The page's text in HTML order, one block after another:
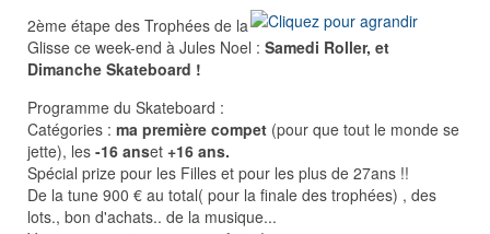
2ème étape des Trophées de la
Glisse ce week-end à Jules Noel : Samedi Roller, et
Dimanche Skateboard !
Programme du Skateboard :
Catégories : ma première compet (pour que tout le monde se
jette), les -16 anset +16 ans.
Spécial prize pour les Filles et pour les plus de 27ans !!
De la tune 900 € au total( pour la finale des trophées) , des
lots., bon d'achats.. de la musique...